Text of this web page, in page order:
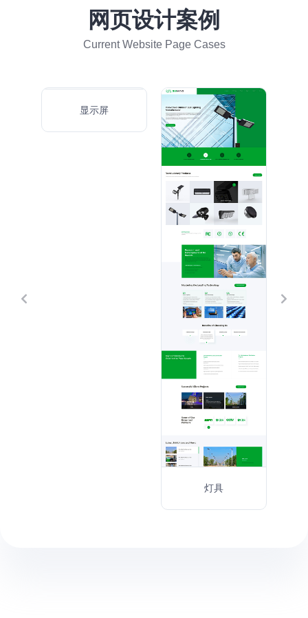
网页设计案例
Current Website Page Cases
家居饰品